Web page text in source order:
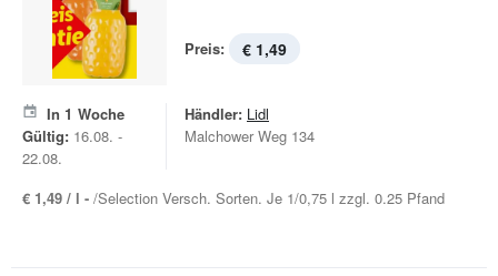
Preis: € 1,49
In 1 Woche
Gültig: 16.08. -
22.08.
Händler: Lidl
Malchower Weg 134
€ 1,49 / l - /Selection Versch. Sorten. Je 1/0,75 l zzgl. 0.25 Pfand